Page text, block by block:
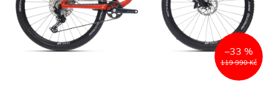
119 990 Kč
–33 %